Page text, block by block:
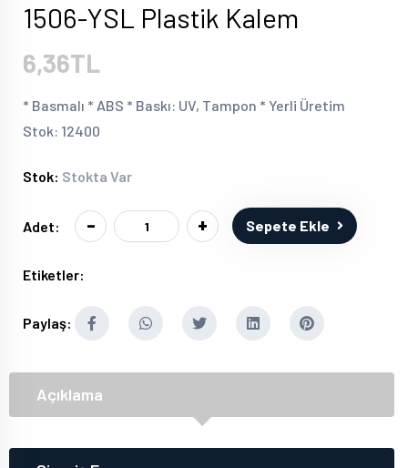
1506-YSL Plastik Kalem
6,36TL
* Basmalı * ABS * Baskı: UV, Tampon * Yerli Üretim
Stok: 12400
Stok: Stokta Var
Adet: - + Sepete Ekle
Etiketler:
Paylaş:
Açıklama